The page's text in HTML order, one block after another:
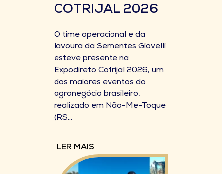
COTRIJAL 2026
O time operacional e da
lavoura da Sementes Giovelli
esteve presente na
Expodireto Cotrijal 2026, um
dos maiores eventos do
agronegócio brasileiro,
realizado em Não-Me-Toque
(RS...
LER MAIS